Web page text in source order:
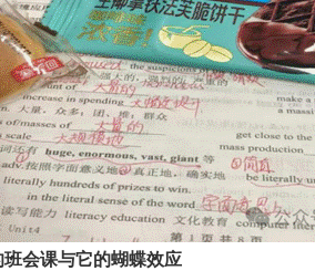
班会课与它的蝴蝶效应